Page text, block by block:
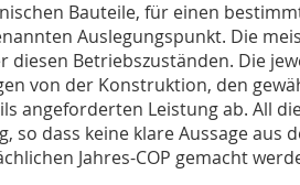
Bauteile, für einen
Auslegungspunkt. Die
diesen Betriebszuständen. Die
von der Konstruktion, den
angeforderten Leistung ab. All
so dass keine klare Aussage aus
Jahres-COP gemacht